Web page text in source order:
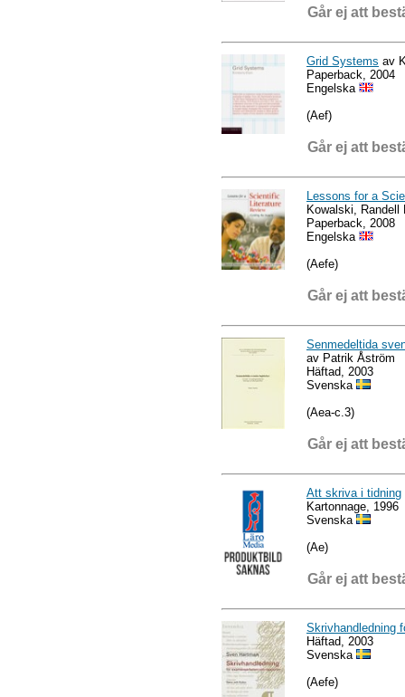
Går ej att
Grid Systems av
Paperback, 2004
Engelska
(Aef)
Går ej att
Lessons for a
Kowalski, Randell
Paperback, 2008
Engelska
(Aefe)
Går ej att
Senmedeltida
av Patrik Åström
Häftad, 2003
Svenska
(Aea-c.3)
Går ej att
Att skriva i tidning
Kartonnage, 1996
Svenska
(Ae)
Går ej att
Skrivhandledning
Häftad, 2003
Svenska
(Aefe)